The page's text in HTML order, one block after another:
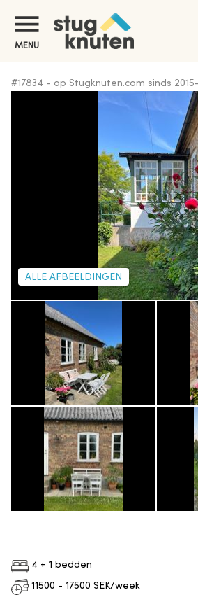
MENU
#17834 - op Stugknuten.com sinds
ALLE AFBEELDINGEN
4 + 1 bedden
11500 - 17500 SEK/week